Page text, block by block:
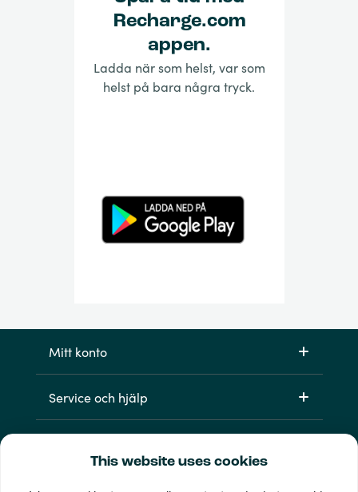
This website uses cookies
Recharge.com
appen.
Ladda när som helst, var som
helst på bara några tryck.
Mitt konto
Service och hjälp